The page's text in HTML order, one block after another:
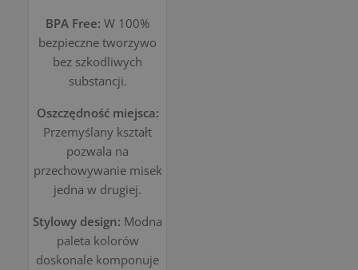
BPA Free: W 100%
bezpieczne tworzywo
bez szkodliwych
substancji.
Oszczędność miejsca:
Przemyślany kształt
pozwala na
przechowywanie misek
jedna w drugiej.
Stylowy design: Modna
paleta kolorów
doskonale komponuje